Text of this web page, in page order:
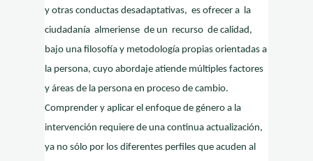
y otras conductas desadaptativas, es ofrecer a la
ciudadanía almeriense de un recurso de calidad,
bajo una filosofía y metodología propias orientadas a
la persona, cuyo abordaje atiende múltiples factores
y áreas de la persona en proceso de cambio.
Comprender y aplicar el enfoque de género a la
intervención requiere de una continua actualización,
ya no sólo por los diferentes perfiles que acuden al